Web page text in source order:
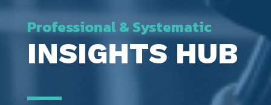
Professional & Systematic
INSIGHTS HUB